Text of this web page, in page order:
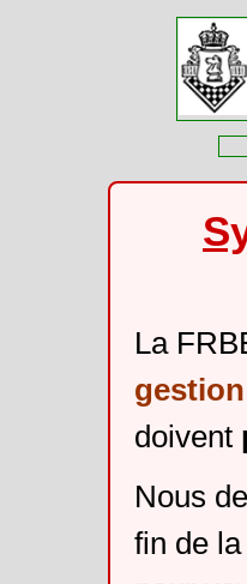
La
doivent
Nous
fin de